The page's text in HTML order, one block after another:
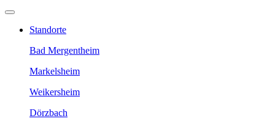
Standorte
Bad Mergentheim
Markelsheim
Weikersheim
Dörzbach